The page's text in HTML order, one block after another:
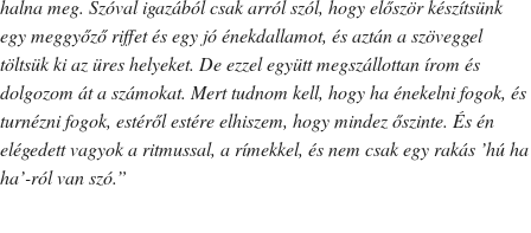
halna meg. Szóval igazából csak arról szól, hogy először készítsünk
egy meggyőző riffet és egy jó énekdallamot, és aztán a szöveggel
töltsük ki az üres helyeket. De ezzel együtt megszállottan írom és
dolgozom át a számokat. Mert tudnom kell, hogy ha énekelni fogok, és
turnézni fogok, estéről estére elhiszem, hogy mindez őszinte. És én
elégedett vagyok a ritmussal, a rímekkel, és nem csak egy rakás ’hú ha
ha’-ról van szó.”